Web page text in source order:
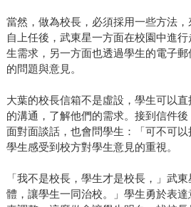
當然，做為校長，必須採用一些方法
自上任後，武東星一方面在校園中進
生需求，另一方面也透過學生的電子
的問題與意見。
大葉的校長信箱不是虛設，學生可以
的溝通，了解他們的需求。接到信件
面對面談話，也會問學生：「可不可
學生感受到校方對學生意見的重視。
「我不是校長，學生才是校長，」武
體，讓學生一同治校。」學生勇於表